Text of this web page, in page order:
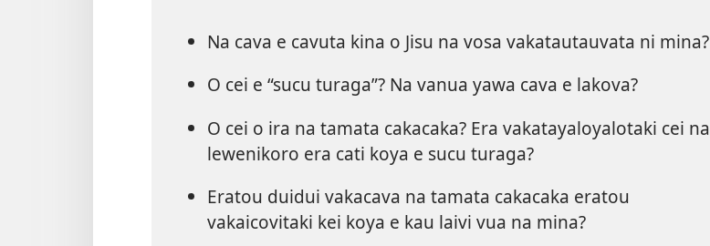
Na cava e cavuta kina o Jisu na vosa vakatautauvata ni mina?
O cei e “sucu turaga”? Na vanua yawa cava e lakova?
O cei o ira na tamata cakacaka? Era vakatayaloyalotaki cei na
lewenikoro era cati koya e sucu turaga?
Eratou duidui vakacava na tamata cakacaka eratou
vakaicovitaki kei koya e kau laivi vua na mina?